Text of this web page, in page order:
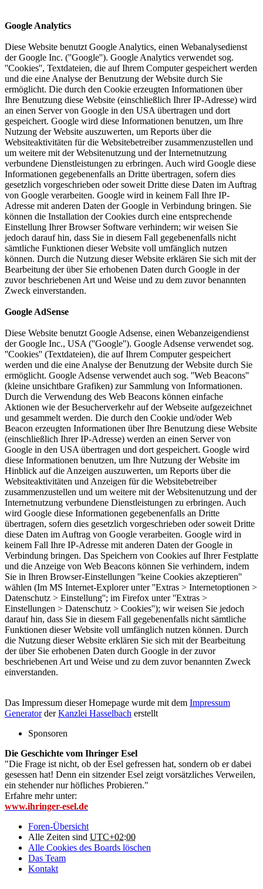
Google Analytics
Diese Website benutzt Google Analytics, einen Webanalysedienst
der Google Inc. (''Google''). Google Analytics verwendet sog.
''Cookies'', Textdateien, die auf Ihrem Computer gespeichert werden
und die eine Analyse der Benutzung der Website durch Sie
ermöglicht. Die durch den Cookie erzeugten Informationen über
Ihre Benutzung diese Website (einschließlich Ihrer IP-Adresse) wird
an einen Server von Google in den USA übertragen und dort
gespeichert. Google wird diese Informationen benutzen, um Ihre
Nutzung der Website auszuwerten, um Reports über die
Websiteaktivitäten für die Websitebetreiber zusammenzustellen und
um weitere mit der Websitenutzung und der Internetnutzung
verbundene Dienstleistungen zu erbringen. Auch wird Google diese
Informationen gegebenenfalls an Dritte übertragen, sofern dies
gesetzlich vorgeschrieben oder soweit Dritte diese Daten im Auftrag
von Google verarbeiten. Google wird in keinem Fall Ihre IP-
Adresse mit anderen Daten der Google in Verbindung bringen. Sie
können die Installation der Cookies durch eine entsprechende
Einstellung Ihrer Browser Software verhindern; wir weisen Sie
jedoch darauf hin, dass Sie in diesem Fall gegebenenfalls nicht
sämtliche Funktionen dieser Website voll umfänglich nutzen
können. Durch die Nutzung dieser Website erklären Sie sich mit der
Bearbeitung der über Sie erhobenen Daten durch Google in der
zuvor beschriebenen Art und Weise und zu dem zuvor benannten
Zweck einverstanden.
Google AdSense
Diese Website benutzt Google Adsense, einen Webanzeigendienst
der Google Inc., USA (''Google''). Google Adsense verwendet sog.
''Cookies'' (Textdateien), die auf Ihrem Computer gespeichert
werden und die eine Analyse der Benutzung der Website durch Sie
ermöglicht. Google Adsense verwendet auch sog. ''Web Beacons''
(kleine unsichtbare Grafiken) zur Sammlung von Informationen.
Durch die Verwendung des Web Beacons können einfache
Aktionen wie der Besucherverkehr auf der Webseite aufgezeichnet
und gesammelt werden. Die durch den Cookie und/oder Web
Beacon erzeugten Informationen über Ihre Benutzung diese Website
(einschließlich Ihrer IP-Adresse) werden an einen Server von
Google in den USA übertragen und dort gespeichert. Google wird
diese Informationen benutzen, um Ihre Nutzung der Website im
Hinblick auf die Anzeigen auszuwerten, um Reports über die
Websiteaktivitäten und Anzeigen für die Websitebetreiber
zusammenzustellen und um weitere mit der Websitenutzung und der
Internetnutzung verbundene Dienstleistungen zu erbringen. Auch
wird Google diese Informationen gegebenenfalls an Dritte
übertragen, sofern dies gesetzlich vorgeschrieben oder soweit Dritte
diese Daten im Auftrag von Google verarbeiten. Google wird in
keinem Fall Ihre IP-Adresse mit anderen Daten der Google in
Verbindung bringen. Das Speichern von Cookies auf Ihrer Festplatte
und die Anzeige von Web Beacons können Sie verhindern, indem
Sie in Ihren Browser-Einstellungen ''keine Cookies akzeptieren''
wählen (Im MS Internet-Explorer unter ''Extras > Internetoptionen >
Datenschutz > Einstellung''; im Firefox unter ''Extras >
Einstellungen > Datenschutz > Cookies''); wir weisen Sie jedoch
darauf hin, dass Sie in diesem Fall gegebenenfalls nicht sämtliche
Funktionen dieser Website voll umfänglich nutzen können. Durch
die Nutzung dieser Website erklären Sie sich mit der Bearbeitung
der über Sie erhobenen Daten durch Google in der zuvor
beschriebenen Art und Weise und zu dem zuvor benannten Zweck
einverstanden.
Das Impressum dieser Homepage wurde mit dem Impressum
GeneratorderKanzlei Hasselbach erstellt
Sponsoren
Die Geschichte vom Ihringer Esel
"Die Frage ist nicht, ob der Esel gefressen hat, sondern ob er dabei
gesessen hat! Denn ein sitzender Esel zeigt vorsätzliches Verweilen,
ein stehender nur höfliches Probieren."
Erfahre mehr unter:
www.ihringer-esel.de
Foren-Übersicht
Alle Zeiten sind UTC+02:00
Alle Cookies des Boards löschen
Das Team
Kontakt